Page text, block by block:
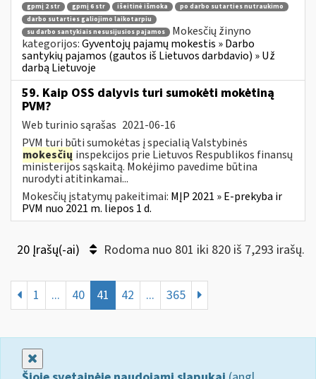
gpmį 2 str
gpmį 6 str išeitinė išmoka
po darbo sutarties nutraukimo
darbo sutarties galiojimo laikotarpiu
su darbo santykiais nesusijusios pajamos
Mokesčių žinyno
kategorijos:Gyventojų pajamų mokestis » Darbo
santykių pajamos (gautos iš Lietuvos darbdavio) » Už
darbą Lietuvoje
59. Kaip OSS dalyvis turi sumokėti mokėtiną
PVM?
Web turinio sąrašas 2021-06-16
PVM turi būti sumokėtas į specialią Valstybinės
mokesčių inspekcijos prie Lietuvos Respublikos finansų
ministerijos sąskaitą. Mokėjimo pavedime būtina
nurodyti atitinkamai...
Mokesčių įstatymų pakeitimai: MĮP 2021 » E-prekyba ir
PVM nuo 2021 m. liepos 1 d.
20 Įrašų(-ai) Rodoma nuo 801 iki 820 iš 7,293 irašų.
1 ... 40 41 42 ... 365